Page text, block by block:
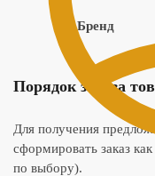
Бренд
Порядок заказа
Для получения
сформировать заказ
по выбору).